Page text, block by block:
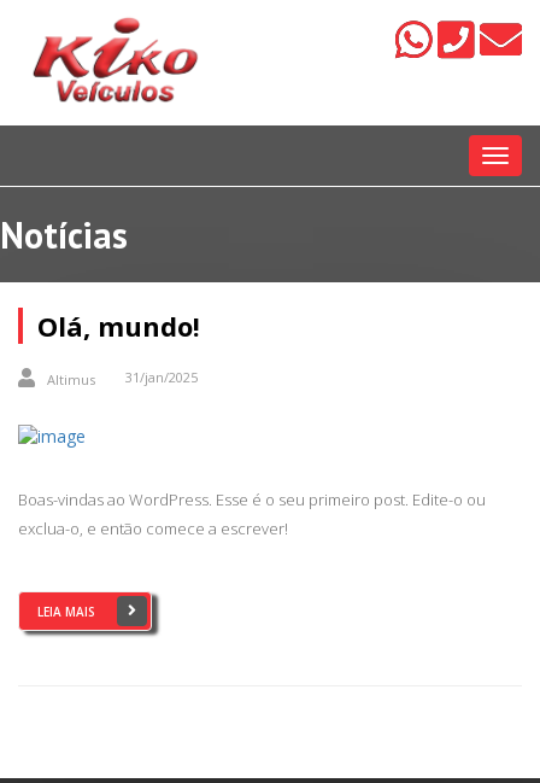
Menu
Notícias
Olá, mundo!
Altimus 31/jan/2025
Boas-vindas ao WordPress. Esse é o seu primeiro post. Edite-o ou
exclua-o, e então comece a escrever!
LEIA MAIS